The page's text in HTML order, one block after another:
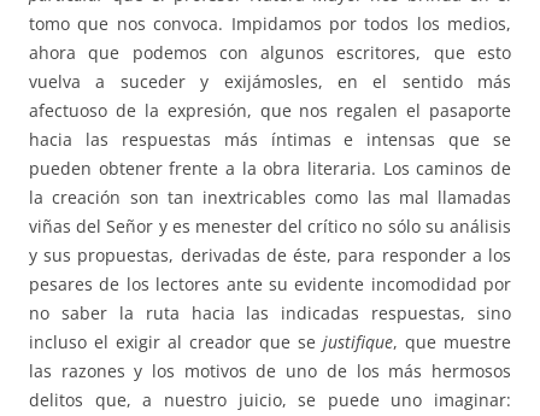
tomo que nos convoca. Impidamos por todos los medios,
ahora que podemos con algunos escritores, que esto
vuelva a suceder y exijámosles, en el sentido más
afectuoso de la expresión, que nos regalen el pasaporte
hacia las respuestas más íntimas e intensas que se
pueden obtener frente a la obra literaria. Los caminos de
la creación son tan inextricables como las mal llamadas
viñas del Señor y es menester del crítico no sólo su análisis
y sus propuestas, derivadas de éste, para responder a los
pesares de los lectores ante su evidente incomodidad por
no saber la ruta hacia las indicadas respuestas, sino
incluso el exigir al creador que se justifique, que muestre
las razones y los motivos de uno de los más hermosos
delitos que, a nuestro juicio, se puede uno imaginar: